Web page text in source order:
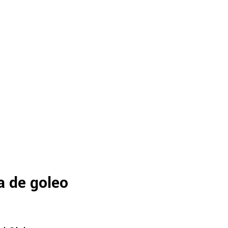
de goleo